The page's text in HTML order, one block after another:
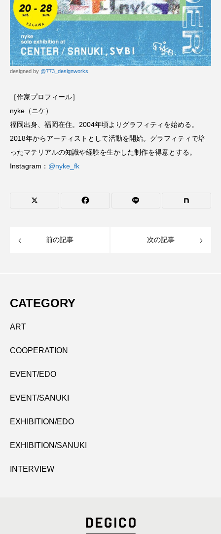
designed by @773_designworks
［作家プロフィール］
nyke（ニケ）
福岡出身、福岡在住。2004年頃よりグラフィティを始める。
2018年からアーティストとして活動を開始。グラフィティで培
ったマテリアルの知識や経験を生かした制作を得意とする。
Instagram： @nyke_fk
前の記事 次の記事
CATEGORY
ART
COOPERATION
EVENT/EDO
EVENT/SANUKI
EXHIBITION/EDO
EXHIBITION/SANUKI
INTERVIEW